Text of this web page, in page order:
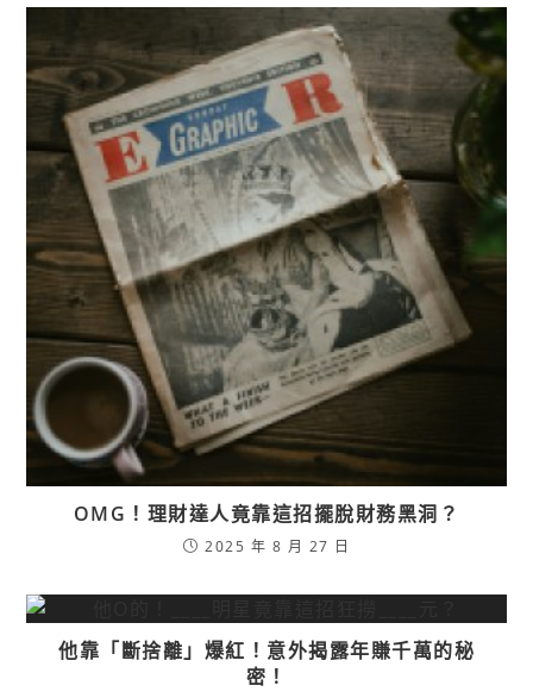
OMG！理財達人竟靠這招擺脫財務黑洞？
2025 年 8 月 27 日
他靠「斷捨離」爆紅！意外揭露年賺千萬的秘
密！